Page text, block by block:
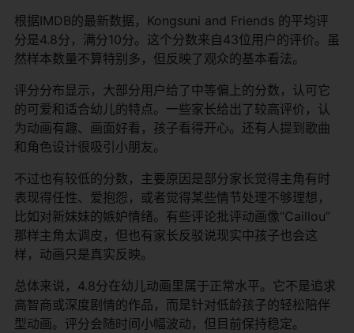
根据IMDB的最新数据，Kongsuni and Friends 的平均评
分是4.8分，满分10分。这个分数来自43位用户的评价。虽
然样本数量不算特别多，但反映了观众的基本看法。
评分分布显示，大部分用户给了中等偏上的分数，认可它
的可爱和适合幼儿的特点。一些家长给出了较高评价，认
为动画有趣、画面好看，孩子看得开心。还有人提到歌曲
和角色设计很吸引小朋友。
不过也有较低的分数，主要原因是部分家长觉得主角有时
表现得任性、爱抱怨，或者觉得某些情节处理不够理想，
比如对新妹妹的嫉妒情绪。有些评论批评动画像“Caillou”
那样主角太调皮，但也有家长反驳说现实中孩子也会这
样，动画只是真实反映。
总体来说，4.8分在幼儿动画里属于正常水平。它不是追求
高智商或深度剧情的作品，而是针对低龄孩子的轻松陪伴
型动画。评分会随时间小幅波动，但目前保持稳定。